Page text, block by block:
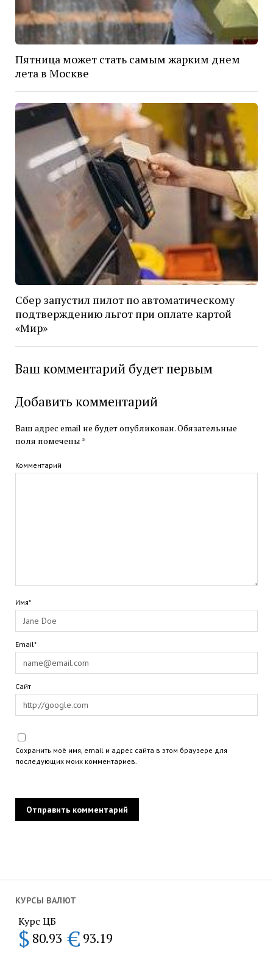
КУРСЫ ВАЛЮТ
Курс ЦБ
$ 80.93 € 93.19
Пятница может стать самым жарким днем
лета в Москве
Сбер запустил пилот по автоматическому
подтверждению льгот при оплате картой
«Мир»
Ваш комментарий будет первым
Добавить комментарий
Ваш адрес email не будет опубликован.Обязательные
поля помечены *
Комментарий
Имя*
Email*
Сайт
Сохранить моё имя, email и адрес сайта в этом браузере для
последующих моих комментариев.